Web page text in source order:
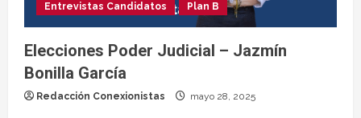
Entrevistas Candidatos Plan B
Elecciones Poder Judicial – Jazmín
Bonilla García
Redacción Conexionistas mayo 28, 2025